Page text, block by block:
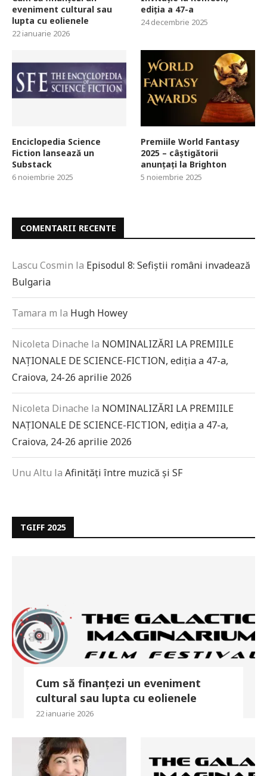
eveniment cultural sau
lupta cu eolienele
22 ianuarie 2026
ediția a 47-a
24 decembrie 2025
Enciclopedia Science
Fiction lansează un
Substack
6 noiembrie 2025
Premiile World Fantasy
2025 – câștigătorii
anunțați la Brighton
5 noiembrie 2025
COMENTARII RECENTE
Lascu Cosmin la Episodul 8: Sefiștii români invadează
Bulgaria
Tamara m la Hugh Howey
Nicoleta Dinache la NOMINALIZĂRI LA PREMIILE
NAȚIONALE DE SCIENCE-FICTION, ediția a 47-a,
Craiova, 24-26 aprilie 2026
Nicoleta Dinache la NOMINALIZĂRI LA PREMIILE
NAȚIONALE DE SCIENCE-FICTION, ediția a 47-a,
Craiova, 24-26 aprilie 2026
Unu Altu la Afinități între muzică și SF
TGIFF 2025
Cum să finanțezi un eveniment
cultural sau lupta cu eolienele
22 ianuarie 2026